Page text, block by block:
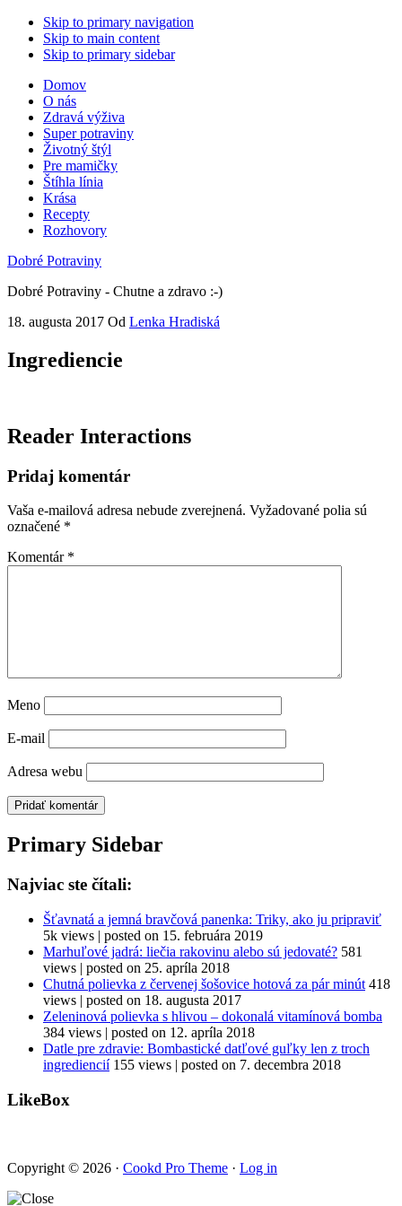
Skip to primary navigation
Skip to main content
Skip to primary sidebar
Domov
O nás
Zdravá výživa
Super potraviny
Životný štýl
Pre mamičky
Štíhla línia
Krása
Recepty
Rozhovory
Dobré Potraviny
Dobré Potraviny - Chutne a zdravo :-)
18. augusta 2017 Od Lenka Hradiská
Ingrediencie
Reader Interactions
Pridaj komentár
Vaša e-mailová adresa nebude zverejnená. Vyžadované polia sú
označené *
Komentár *
Meno
E-mail
Adresa webu
Primary Sidebar
Najviac ste čítali:
Šťavnatá a jemná bravčová panenka: Triky, ako ju pripraviť
5k views | posted on 15. februára 2019
Marhuľové jadrá: liečia rakovinu alebo sú jedovaté? 581
views | posted on 25. apríla 2018
Chutná polievka z červenej šošovice hotová za pár minút 418
views | posted on 18. augusta 2017
Zeleninová polievka s hlivou – dokonalá vitamínová bomba
384 views | posted on 12. apríla 2018
Datle pre zdravie: Bombastické datľové guľky len z troch
ingrediencií 155 views | posted on 7. decembra 2018
LikeBox
Copyright © 2026 · Cookd Pro Theme · Log in